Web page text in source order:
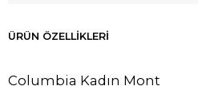
ÜRÜN ÖZELLIKLERI
Columbia Kadın Mont